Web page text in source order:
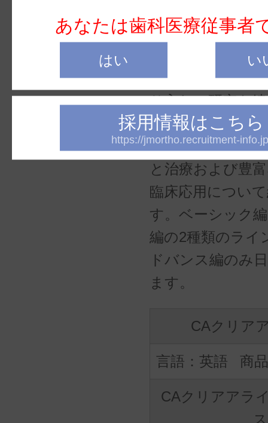
あなたは歯科医療従事者
はい い
採用情報はこちら
https://jmortho.recruitment-
CAクリアア
クリアアライナ
矯正治療を長年
り入れ、研究を
Pablo Echarri先
最新のプロトコ
と治療および豊
臨床応用につい
す。ベーシック
編の2種類のライ
ドバンス編のみ
ます。
CAクリア
英語
CAクリアアラ
ス